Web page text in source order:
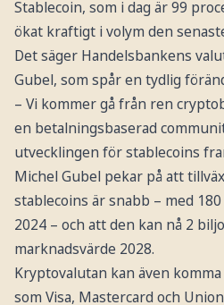
Stablecoin, som i dag är 99
ökat kraftigt i volym den
Det säger Handelsbankens
Gubel, som spår en tydlig
– Vi kommer gå från ren
en betalningsbaserad
utvecklingen för stablecoins
Michel Gubel pekar på att
stablecoins är snabb – med
2024 – och att den kan nå 2
marknadsvärde 2028.
Kryptovalutan kan även
som Visa, Mastercard och